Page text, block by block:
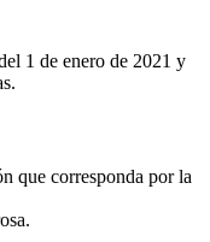
1 de enero de 2021 y
que corresponda por la